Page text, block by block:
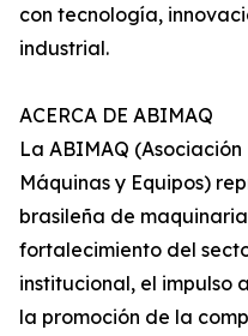
con tecnología,
industrial.
ACERCA DE ABIMAQ
La ABIMAQ
Máquinas y Equipos)
brasileña de
fortalecimiento del
institucional, el impulso
la promoción de la